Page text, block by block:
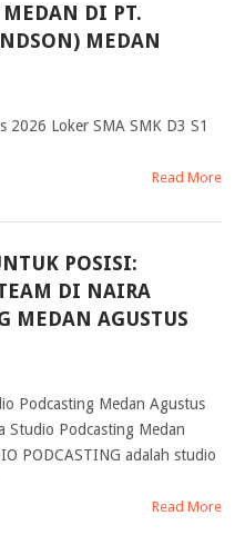
MEDAN DI PT.
MEDAN
2026 Loker SMA SMK D3 S1
Read More
POSISI:
DI NAIRA
MEDAN AGUSTUS
Podcasting Medan Agustus
Studio Podcasting Medan
PODCASTING adalah studio
Read More